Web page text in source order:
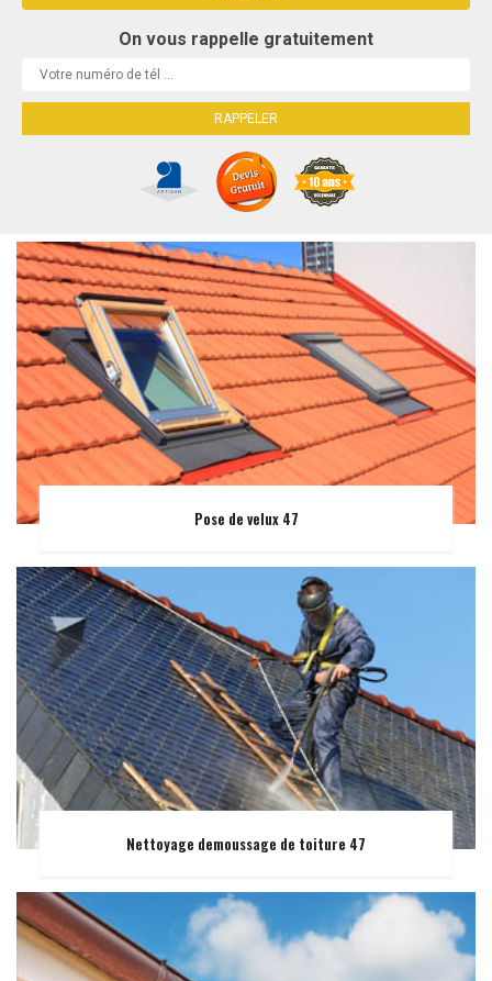
On vous rappelle gratuitement
Pose de velux 47
Nettoyage demoussage de toiture 47